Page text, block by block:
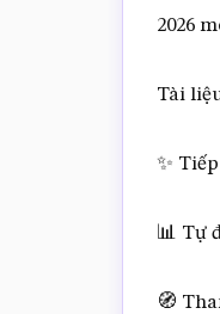
2026
Tài
✨
📊 Tự
🧭